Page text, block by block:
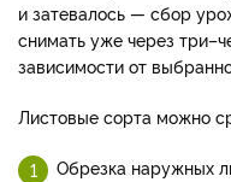
и затевалось — сбор
снимать уже через
зависимости от
Листовые сорта можно
Обрезка наружных